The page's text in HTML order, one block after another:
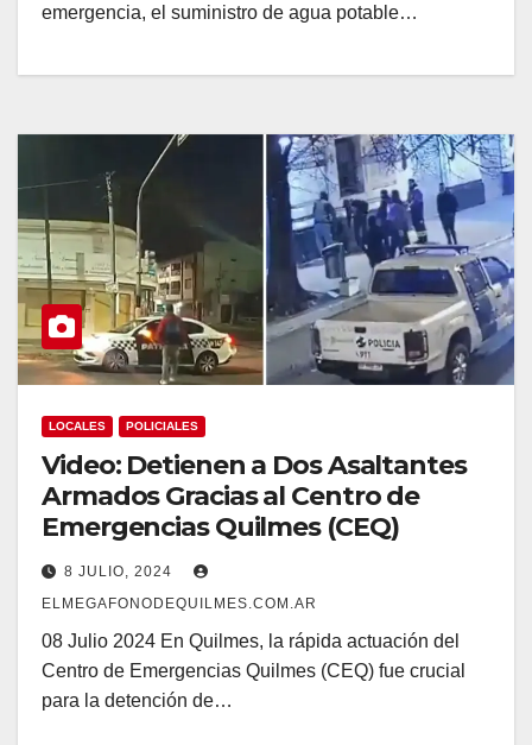
emergencia, el suministro de agua potable…
LOCALES POLICIALES
Video: Detienen a Dos Asaltantes
Armados Gracias al Centro de
Emergencias Quilmes (CEQ)
8 JULIO, 2024
ELMEGAFONODEQUILMES.COM.AR
08 Julio 2024 En Quilmes, la rápida actuación del
Centro de Emergencias Quilmes (CEQ) fue crucial
para la detención de…